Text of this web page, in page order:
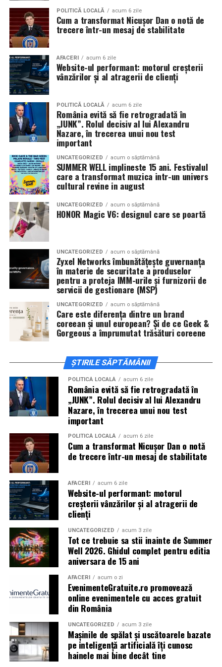
Pe11 februarieva avea loc proiecția specială
mea”de la Cinema City din City Park Constanța,de la
18:30, unde
regizorul Paul Decu și actrița Azaleea
Necula, originari din Constanța și împrejurimi, vor
prezenta filmul alături de colegii lor
Alexandra Răduță și Gabriel Vatavu.
Cinema City Shopping City Galați
12 februarie de la 18:30la întâlnirea cu actrițele
State și Azaleea Necula și regizorul Paul Decu.
Pe 13 februarie la ora 18:30, spectatorii dinIași
invitați la proiecția specială din
Mall, alături de regizorulPaul Decuși de
actoriiGabriel Vatavu, Sergiu Costache, Azaleea
Necula, Alexandra Răduță.
De „Ziua Îndrăgostiților”, pe14 februarie, în Cinema
City Iulius Mall Suceava, de la 18:30, spectatorii sunt
invitați la film alături de regizorul
actoriiSergiu Costache, Vlad si Oana Gherman,
Alexandra Răduță.
Cineplexx Băneasa Shopping City
Bucureștigăzduiește o proiecție specială în prezența
întregii echipe pe15 februarie, de la 17:30.
ÎnCraiova , regizorul Paul Decuși actorii Sergiu
Costache, Azaleea Necula și Oana Gherman vor
Mall pe 16 februarie de la ora 18:00.
ActoriiVlad Gherman, Oana Gherman și Ioana
Ginghină
vin la întâlnirea cu publicul dinCinema City
Vivo! Pitești pe 17 februarie, de la 18:30și vor
participa la o discuție după proiecție, alături de
Paul Decu.
Caravana„În pielea mea”ajunge laCinema City
Shopping City Ploiești, pe 18 februarie, de la 18:30, la
proiecția specială introdusă de regizorul
alături de actoriiIoana State, Vlad și Oana Gherman,
Azaleea Necula și Gabriel Vatavu.
O comedie actuală și spumoasă, filmul
mea”este distribuit de T.R.I.B.E. Films.
TRAILER:https://bit.ly/InPieleaMea
Site oficial:inpieleamea.ro
Mai multe detalii, imagini de la filmări, fragmente din
film, declarații din partea actorilor și informații despre
concursuri sunt disponibile pe paginile social media ale
filmului deFacebook,Instagram,TikTok
Adrian Pădurețu semnează imaginea filmului. De sunet
s-a ocupat Bogdan Ivanovici, de scenografie Anca
POLITICĂ LOCALĂ acum 6 zile
Cum a transformat Nicușor Dan o notă de
trecere într-un mesaj de stabilitate
AFACERI acum 6 zile
Website-ul performant: motorul creșterii
vânzărilor și al atragerii de clienți
POLITICĂ LOCALĂ acum 6 zile
România evită să fie retrogradată în
„JUNK”. Rolul decisiv al lui Alexandru
Nazare, în trecerea unui nou test
important
UNCATEGORIZED acum o săptămână
SUMMER WELL implineste 15 ani. Festivalul
care a transformat muzica intr-un univers
cultural revine in august
UNCATEGORIZED acum o săptămână
HONOR Magic V6: designul care se poartă
UNCATEGORIZED acum o săptămână
Zyxel Networks îmbunătățește guvernanța
în materie de securitate a produselor
pentru a proteja IMM-urile și furnizorii de
servicii de gestionare (MSP)
UNCATEGORIZED acum o săptămână
Care este diferența dintre un brand
coreean și unul european? Și de ce Geek &
Gorgeous a împrumutat trăsături coreene
ȘTIRILE SĂPTĂMÂNII
POLITICĂ LOCALĂ acum 6 zile
România evită să fie retrogradată în
„JUNK”. Rolul decisiv al lui Alexandru
Nazare, în trecerea unui nou test
important
POLITICĂ LOCALĂ acum 6 zile
Cum a transformat Nicușor Dan o notă
de trecere într-un mesaj de stabilitate
AFACERI acum 6 zile
Website-ul performant: motorul
creșterii vânzărilor și al atragerii de
clienți
UNCATEGORIZED acum 3 zile
Tot ce trebuie sa stii inainte de Summer
Well 2026. Ghidul complet pentru editia
aniversara de 15 ani
AFACERI acum o zi
EvenimenteGratuite.ro promovează
online evenimentele cu acces gratuit
din România
UNCATEGORIZED acum 3 zile
Mașinile de spălat și uscătoarele bazate
pe inteligență artificială îți cunosc
hainele mai bine decât tine